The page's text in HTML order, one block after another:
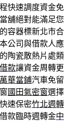
快速調度資金免
舖絕對能滿足您
容器標新北市合
公司與借款人應
陶瓷散熱片處類
款讓資金周轉更
萬華當鋪汽車免留
國田氣密窗選擇
速保密竹北週轉
款臨時週轉金中